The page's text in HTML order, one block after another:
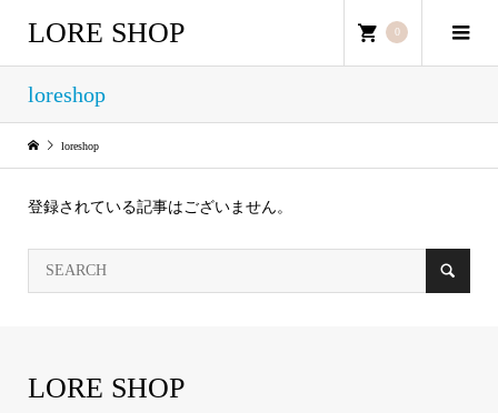
LORE SHOP 0
loreshop
loreshop
登録されている記事はございません。
LORE SHOP